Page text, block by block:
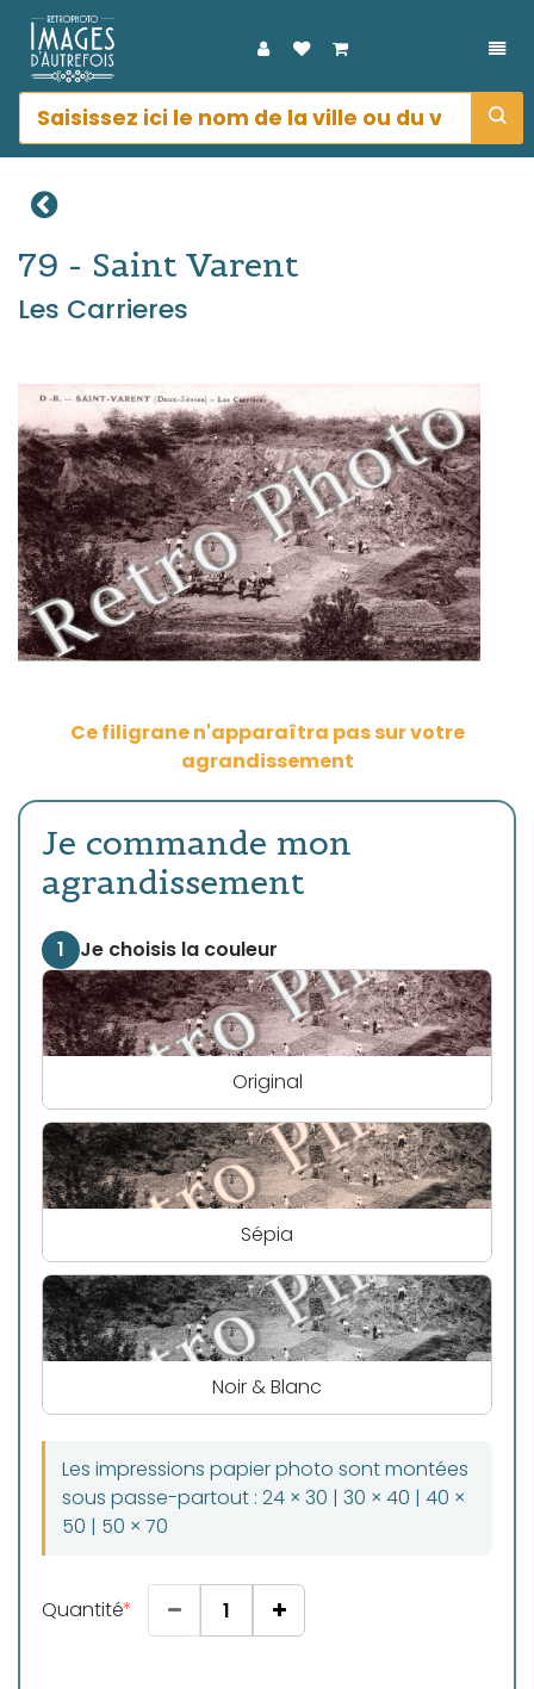
79 - Saint Varent
Les Carrieres
Ce filigrane n'apparaîtra pas sur votre
agrandissement
Je commande mon
agrandissement
1 Je choisis la couleur
Original
Sépia
Noir & Blanc
Les impressions papier photo sont montées
sous passe-partout : 24 × 30 | 30 × 40 | 40 ×
50 | 50 × 70
Quantité